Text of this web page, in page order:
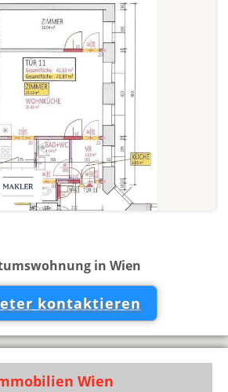
in Wien
kontaktieren
Wien